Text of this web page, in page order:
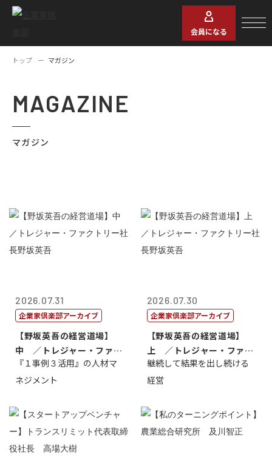
会員になる
トップ マガジン
MAGAZINE
マガジン
2026.07.31
企業家倶楽部アーカイブ
【野坂英吾の経営道場】
中 ／トレジャー・ファク
トリー社長野坂...
『１事例３活用』の人材マ
ネジメント
2026.07.30
企業家倶楽部アーカイブ
【野坂英吾の経営道場】
上 ／トレジャー・ファク
トリー社長野坂...
継続して結果を出し続ける
経営